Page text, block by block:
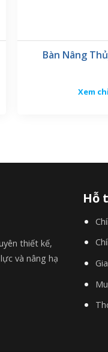
Bàn nâng thủy lực 600kg,
hạ hàng hóa nhanh
Bàn Nâng
Xem
thiết kế,
và nâng hạ
Hỗ